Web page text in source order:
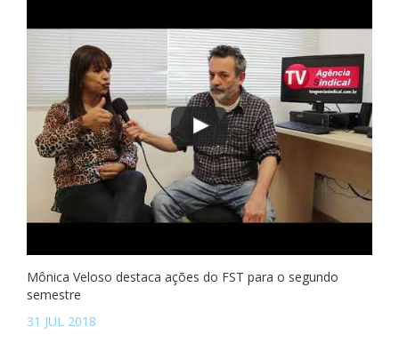
Mônica Veloso destaca ações do FST para o segundo
semestre
31 JUL 2018